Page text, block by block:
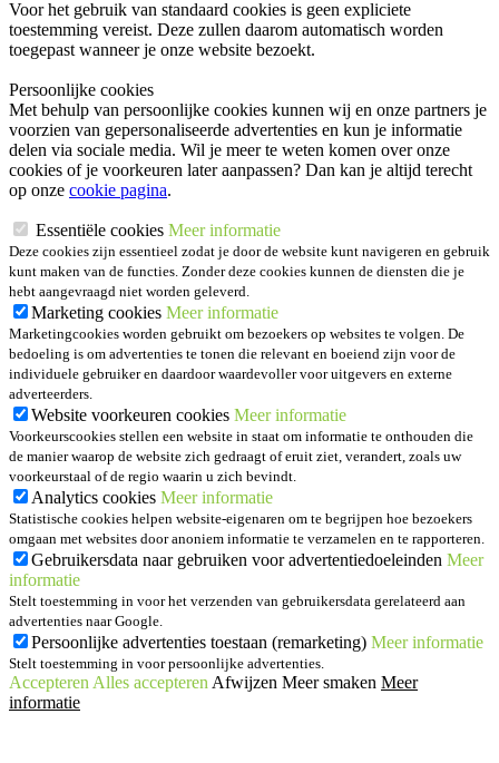
Voor het gebruik van standaard cookies is geen expliciete
toestemming vereist. Deze zullen daarom automatisch worden
toegepast wanneer je onze website bezoekt.
Persoonlijke cookies
Met behulp van persoonlijke cookies kunnen wij en onze partners je
voorzien van gepersonaliseerde advertenties en kun je informatie
delen via sociale media. Wil je meer te weten komen over onze
cookies of je voorkeuren later aanpassen? Dan kan je altijd terecht
op onze cookie pagina.
Essentiële cookies Meer informatie
Deze cookies zijn essentieel zodat je door de website kunt navigeren en gebruik
kunt maken van de functies. Zonder deze cookies kunnen de diensten die je
hebt aangevraagd niet worden geleverd.
Marketing cookies Meer informatie
Marketingcookies worden gebruikt om bezoekers op websites te volgen. De
bedoeling is om advertenties te tonen die relevant en boeiend zijn voor de
individuele gebruiker en daardoor waardevoller voor uitgevers en externe
adverteerders.
Website voorkeuren cookies Meer informatie
Voorkeurscookies stellen een website in staat om informatie te onthouden die
de manier waarop de website zich gedraagt of eruit ziet, verandert, zoals uw
voorkeurstaal of de regio waarin u zich bevindt.
Analytics cookies Meer informatie
Statistische cookies helpen website-eigenaren om te begrijpen hoe bezoekers
omgaan met websites door anoniem informatie te verzamelen en te rapporteren.
Gebruikersdata naar gebruiken voor advertentiedoeleinden Meer
informatie
Stelt toestemming in voor het verzenden van gebruikersdata gerelateerd aan
advertenties naar Google.
Persoonlijke advertenties toestaan (remarketing) Meer informatie
Stelt toestemming in voor persoonlijke advertenties.
Accepteren Alles accepteren Afwijzen Meer smaken Meer
informatie